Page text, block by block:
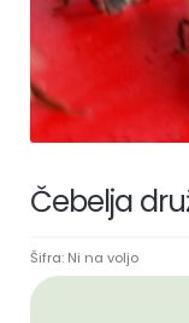
Čebelja
Šifra: Ni na voljo